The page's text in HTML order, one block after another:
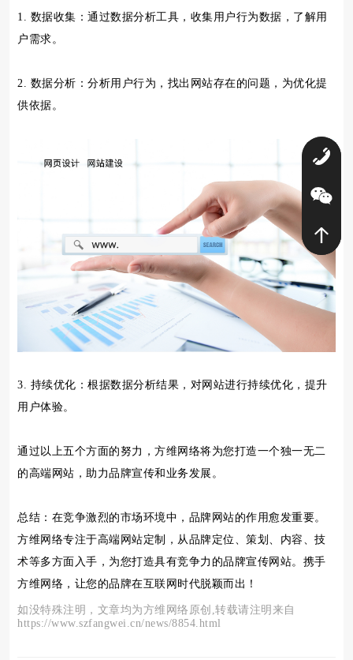
1. 数据收集：通过数据分析工具，收集用户行为数据，了解用
户需求。
2. 数据分析：分析用户行为，找出网站存在的问题，为优化提
供依据。
3. 持续优化：根据数据分析结果，对网站进行持续优化，提升
用户体验。
通过以上五个方面的努力，方维网络将为您打造一个独一无二
的高端网站，助力品牌宣传和业务发展。
总结：在竞争激烈的市场环境中，品牌网站的作用愈发重要。
方维网络专注于高端网站定制，从品牌定位、策划、内容、技
术等多方面入手，为您打造具有竞争力的品牌宣传网站。携手
方维网络，让您的品牌在互联网时代脱颖而出！
如没特殊注明，文章均为方维网络原创,转载请注明来自
https://www.szfangwei.cn/news/8854.html